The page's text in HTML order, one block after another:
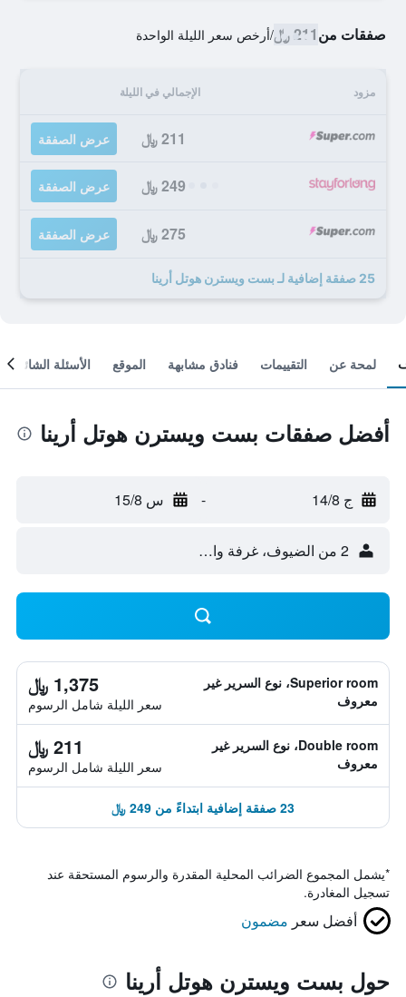
صفقات من211 ﷼ /أرخص سعر الليلة الواحدة
مزود الإجمالي في الليلة
211 ﷼ عرض الصفقة
249 ﷼ عرض الصفقة
275 ﷼ عرض الصفقة
25 صفقة إضافية لـ بست ويسترن هوتل أرينا
لمحة عن التقييمات فنادق مشابهة الموقع الأسئلة الشائعة
أفضل صفقات بست ويسترن هوتل أرينا
ج 14/8 - س 15/8
2 من الضيوف، غرفة واحدة
Superior room، نوع السرير غير
معروف
1,375 ﷼
سعر الليلة شامل الرسوم
Double room، نوع السرير غير
معروف
211 ﷼
سعر الليلة شامل الرسوم
23 صفقة إضافية ابتداءً من 249 ﷼
*يشمل المجموع الضرائب المحلية المقدرة والرسوم المستحقة عند
تسجيل المغادرة.
أفضل سعر مضمون
حول بست ويسترن هوتل أرينا